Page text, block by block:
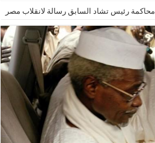
محاكمة رئيس تشاد السابق رسالة لانقلاب مصر